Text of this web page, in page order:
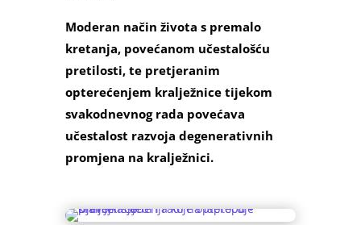
Moderan način života s premalo
kretanja, povećanom učestalošću
pretilosti, te pretjeranim
opterećenjem kralježnice tijekom
svakodnevnog rada povećava
učestalost razvoja degenerativnih
promjena na kralježnici.